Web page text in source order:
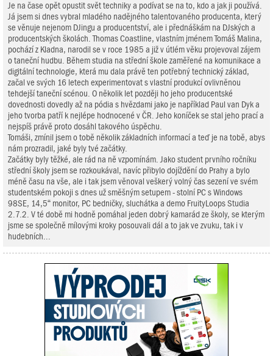
Je na čase opět opustit svět techniky a podívat se na to, kdo a jak ji používá.
Já jsem si dnes vybral mladého nadějného talentovaného producenta, který
se věnuje nejenom DJingu a producentství, ale i přednáškám na DJských a
producentských školách. Thomas Coastline, vlastním jménem Tomáš Malina,
pochází z Kladna, narodil se v roce 1985 a již v útlém věku projevoval zájem
o taneční hudbu. Během studia na střední škole zaměřené na komunikace a
digitální technologie, která mu dala právě ten potřebný technický základ,
začal ve svých 16 letech experimentovat s vlastní produkcí ovlivněnou
tehdejší taneční scénou. O několik let později ho jeho producentské
dovednosti dovedly až na pódia s hvězdami jako je například Paul van Dyk a
jeho tvorba patří k nejlépe hodnocené v ČR. Jeho koníček se stal jeho prací a
nejspíš právě proto dosáhl takového úspěchu.
Tomáši, zmínil jsem o tobě několik základních informací a teď je na tobě, abys
nám prozradil, jaké byly tvé začátky.
Začátky byly těžké, ale rád na ně vzpomínám. Jako student prvního ročníku
střední školy jsem se rozkoukával, navíc přibylo dojíždění do Prahy a bylo
méně času na vše, ale i tak jsem věnoval veškerý volný čas sezení ve svém
studentském pokoji s dnes už směšným setupem - stolní PC s Windows
98SE, 14,5“ monitor, PC bedničky, sluchátka a demo FruityLoops Studia
2.7.2. V té době mi hodně pomáhal jeden dobrý kamarád ze školy, se kterým
jsme se společně mílovými kroky posouvali dál a to jak ve zvuku, tak i v
hudebních...